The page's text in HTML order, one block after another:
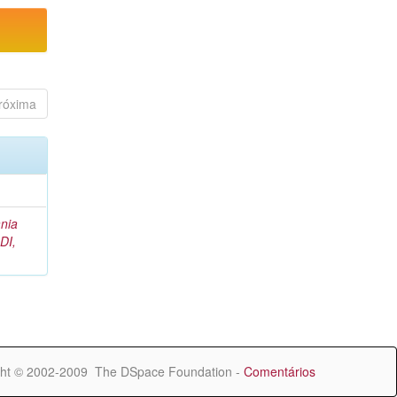
© 2002-2009 The DSpace Foundation - Comentários